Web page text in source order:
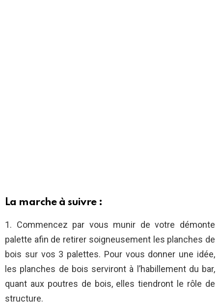
La marche à suivre :
1. Commencez par vous munir de votre démonte
palette afin de retirer soigneusement les planches de
bois sur vos 3 palettes. Pour vous donner une idée,
les planches de bois serviront à l’habillement du bar,
quant aux poutres de bois, elles tiendront le rôle de
structure.